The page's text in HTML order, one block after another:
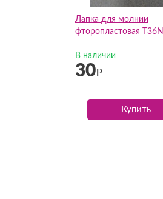
Лапка для молнии
фторопластовая T36N
В наличии
30Р
Купить